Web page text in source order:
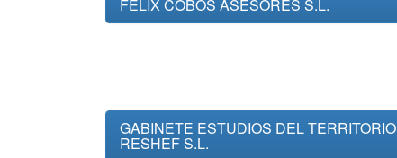
FELIX COBOS ASESORES S.L.
GABINETE ESTUDIOS DEL TERRITORIO
RESHEF S.L.